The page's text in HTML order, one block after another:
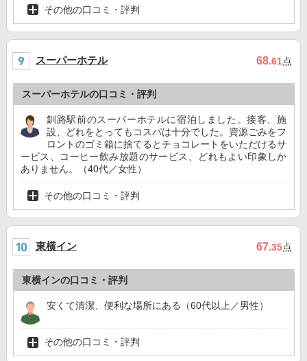
その他の口コミ・評判
スーパーホテル 68.61点
スーパーホテルの口コミ・評判
釧路駅前のスーパーホテルに宿泊しました。接客、施
設、どれをとってもコスパは十分でした。資源ごみをフ
ロントのゴミ箱に捨てるとチョコレートをいただけるサ
ービス、コーヒー飲み放題のサービス、どれもよい印象しか
ありません。（40代／女性）
その他の口コミ・評判
東横イン 67.35点
東横インの口コミ・評判
安くて清潔、便利な場所にある（60代以上／男性）
その他の口コミ・評判